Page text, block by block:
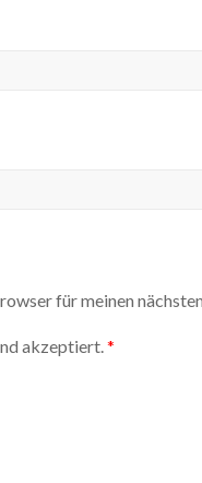
für meinen
akzeptiert. *